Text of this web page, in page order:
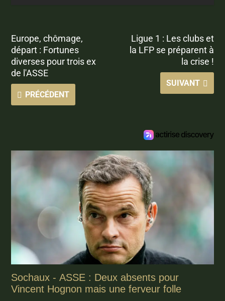
Europe, chômage,
départ : Fortunes
diverses pour trois ex
de l'ASSE
PRÉCÉDENT
Ligue 1 : Les clubs et
la LFP se préparent à
la crise !
SUIVANT
Sochaux - ASSE : Deux absents pour
Vincent Hognon mais une ferveur folle